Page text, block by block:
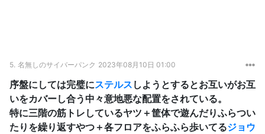
5. 名無しのサイバーパンク 2023年08月10日 01:00
序盤にしては完璧にステルス しようとするとお互いがお互
いをカバーし合う中々意地悪な配置をされている。
特に三階の筋トレしているヤツ＋筐体で遊んだりふらつい
たりを繰り返すやつ＋各フロアをふらふら歩いてるジョウ